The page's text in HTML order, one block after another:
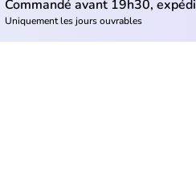
Commandé avant 19h30,
Uniquement les jours ouvrables